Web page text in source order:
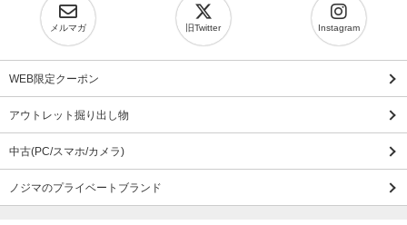
メルマガ 旧Twitter Instagram
WEB限定クーポン
アウトレット掘り出し物
中古(PC/スマホ/カメラ)
ノジマのプライベートブランド